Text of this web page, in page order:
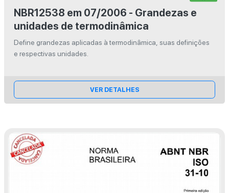
NBR12538 em 07/2006 - Grandezas e
unidades de termodinâmica
Define grandezas aplicadas à termodinâmica, suas definições
e respectivas unidades.
VER DETALHES